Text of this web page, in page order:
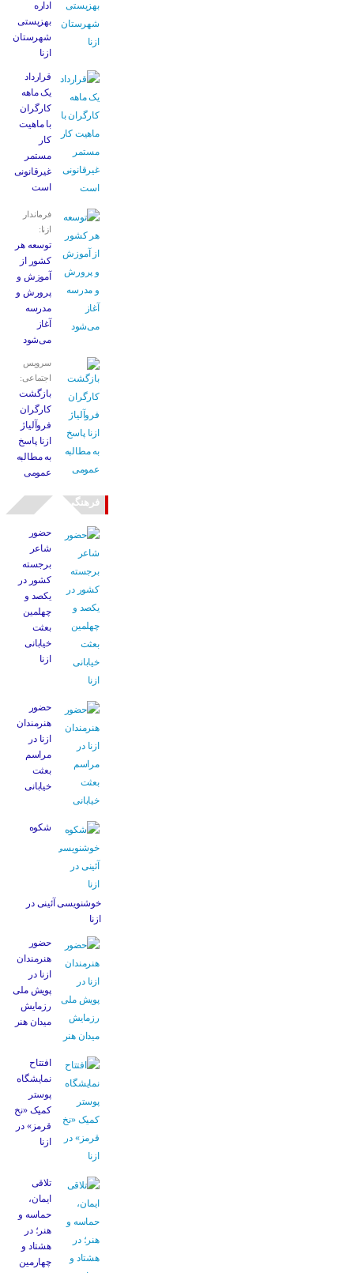
اداره
بهزیستی
شهرستان
ازنا
قرارداد
یک ماهه
کارگران
با ماهیت
کار
مستمر
غیرقانونی
است
فرماندار
ازنا:
توسعه هر
کشور از
آموزش و
پرورش و
مدرسه
آغاز
می‌شود
سرویس
اجتماعی:
بازگشت
کارگران
فروآلیاژ
ازنا پاسخ
به مطالبه
عمومی
فرهنگی
حضور
شاعر
برجسته
کشور در
یکصد و
چهلمین
بعثت
خیابانی
ازنا
حضور
هنرمندان
ازنا در
مراسم
بعثت
خیابانی
شکوه
خوشنویسی آئینی در
ازنا
حضور
هنرمندان
ازنا در
پویش ملی
رزمایش
میدان هنر
افتتاح
نمایشگاه
پوستر
کمیک «نخ
قرمز» در
ازنا
تلاقی
ایمان،
حماسه و
هنر؛ در
هشتاد و
چهارمین